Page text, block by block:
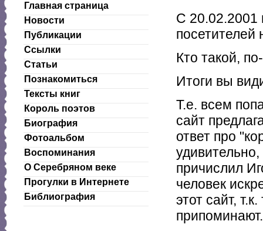
Главная страница
Новости
Публикации
Ссылки
Статьи
Познакомиться
Тексты книг
Король поэтов
Биография
Фотоальбом
Воспоминания
О Серебряном веке
Прогулки в Интернете
Библиография
С 20.02.2001
посетителей
Кто такой,
Итоги вы
Т.е. всем
сайт
ответ про
причислил
человек
этот сайт,
припоминают.